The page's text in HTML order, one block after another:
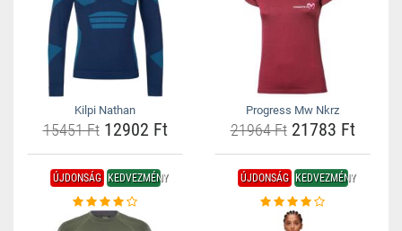
Kilpi Nathan
15451 Ft12902 Ft
Progress Mw Nkrz
21964 Ft21783 Ft
ÚJDONSÁG KEDVEZMÉNY ÚJDONSÁG KEDVEZMÉNY